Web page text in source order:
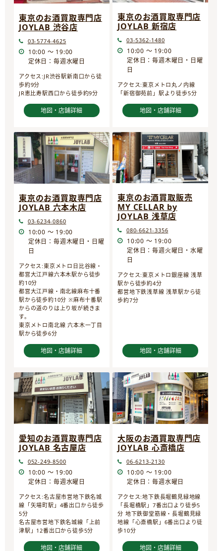
東京のお酒買取専門店
JOYLAB 渋谷店
03-5774-4625
10:00 ～ 19:00
定休日：毎週水曜日
アクセス:JR渋谷駅新南口から徒
歩約9分
JR恵比寿駅西口から徒歩約9分
地図・店舗詳細
東京のお酒買取専門店
JOYLAB 新宿店
03-5362-1480
10:00 ～ 19:00
定休日：毎週木曜日・日曜
日
アクセス:東京メトロ丸ノ内線
「新宿御苑前」駅より徒歩5分
地図・店舗詳細
東京のお酒買取専門店
JOYLAB 六本木店
03-6234-0860
10:00 ～ 19:00
定休日：毎週木曜日・日曜
日
アクセス:東京メトロ日比谷線・
都営大江戸線六本木駅から徒歩
約10分
都営大江戸線・南北線麻布十番
駅から徒歩約10分 ※麻布十番駅
からの道のりは上り坂が続きま
す。
東京メトロ南北線 六本木一丁目
駅から徒歩6分
地図・店舗詳細
東京のお酒買取販売
MY CELLAR by
JOYLAB 浅草店
080-6621-3356
10:00 ～ 19:00
定休日：毎週火曜日・水曜
日
アクセス:東京メトロ銀座線 浅草
駅から徒歩約4分
都営地下鉄浅草線 浅草駅から徒
歩約7分
地図・店舗詳細
愛知のお酒買取専門店
JOYLAB 名古屋店
052-249-8500
10:00 ～ 19:00
定休日：毎週水曜日
アクセス:名古屋市営地下鉄名城
線「矢場町駅」4番出口から徒歩
5分
名古屋市営地下鉄名城線「上前
津駅」12番出口から徒歩5分
地図・店舗詳細
大阪のお酒買取専門店
JOYLAB 心斎橋店
06-6213-2130
10:00 ～ 19:00
定休日：毎週水曜日
アクセス:地下鉄長堀鶴見緑地線
「長堀橋駅」7番出口より徒歩5
分 地下鉄御堂筋線・長堀鶴見緑
地線「心斎橋駅」6番出口より徒
歩10分
地図・店舗詳細